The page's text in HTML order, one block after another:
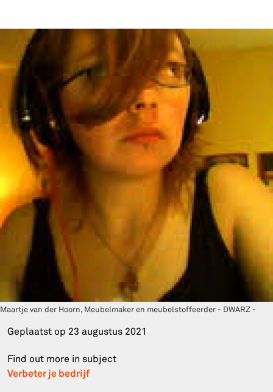
Maartje van der Hoorn, Meubelmaker en meubelstoffeerder - DWARZ -
Geplaatst op 23 augustus 2021
Find out more in subject
Verbeter je bedrijf